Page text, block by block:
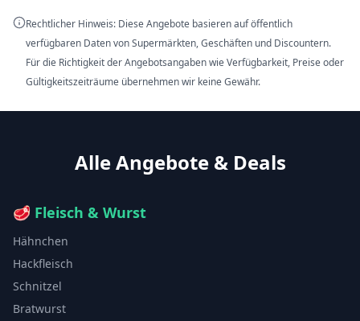
Rechtlicher Hinweis: Diese Angebote basieren auf öffentlich
verfügbaren Daten von Supermärkten, Geschäften und Discountern.
Für die Richtigkeit der Angebotsangaben wie Verfügbarkeit, Preise oder
Gültigkeitszeiträume übernehmen wir keine Gewähr.
Alle Angebote & Deals
🥩 Fleisch & Wurst
Hähnchen
Hackfleisch
Schnitzel
Bratwurst